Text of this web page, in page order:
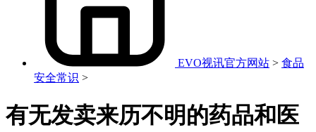
EVO视讯官方网站 > 食品
安全常识 >
有无发卖来历不明的药品和医